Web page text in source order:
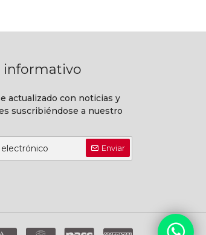
informativo
actualizado con noticias y
suscribiéndose a nuestro
Enviar